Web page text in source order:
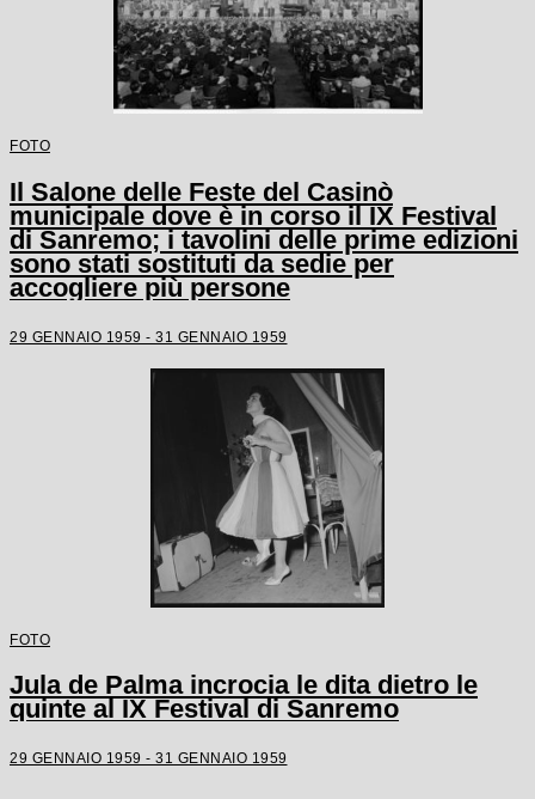
FOTO
Il Salone delle Feste del Casinò
municipale dove è in corso il IX Festival
di Sanremo; i tavolini delle prime edizioni
sono stati sostituti da sedie per
accogliere più persone
29 GENNAIO 1959 - 31 GENNAIO 1959
FOTO
Jula de Palma incrocia le dita dietro le
quinte al IX Festival di Sanremo
29 GENNAIO 1959 - 31 GENNAIO 1959